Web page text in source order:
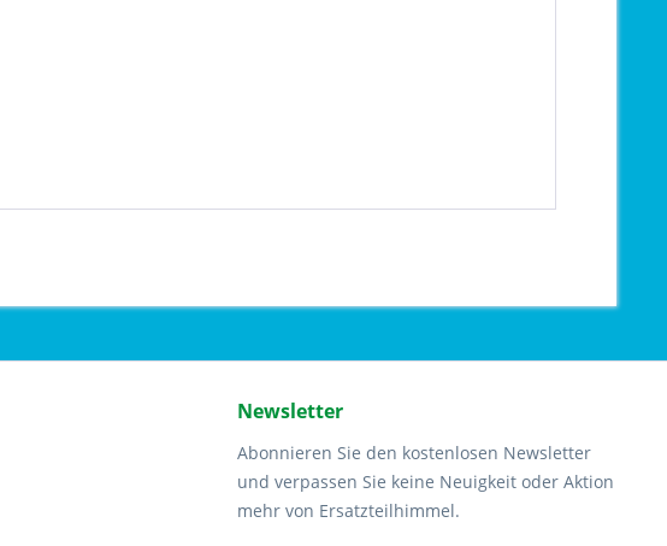
Newsletter
Abonnieren Sie den kostenlosen Newsletter
und verpassen Sie keine Neuigkeit oder Aktion
mehr von Ersatzteilhimmel.